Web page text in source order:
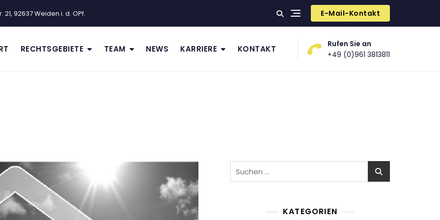
92637 Weiden i. d. OPf. E-Mail-Kontakt
RECHTSGEBIETE TEAM NEWS KARRIERE KONTAKT
Rufen Sie an
+49 (0)961 3813811
KATEGORIEN